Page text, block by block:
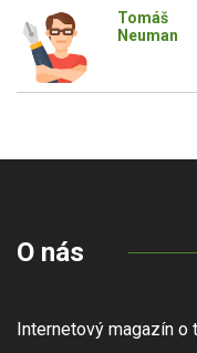
Tomáš
Neuman
O nás
Internetový magazín o